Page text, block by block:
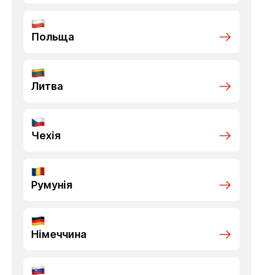
Польща
Литва
Чехія
Румунія
Німеччина